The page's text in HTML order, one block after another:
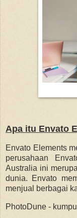
Apa itu Envato
Envato Elements
perusahaan
Australia ini
dunia. Envato
menjual berbagai
PhotoDune -